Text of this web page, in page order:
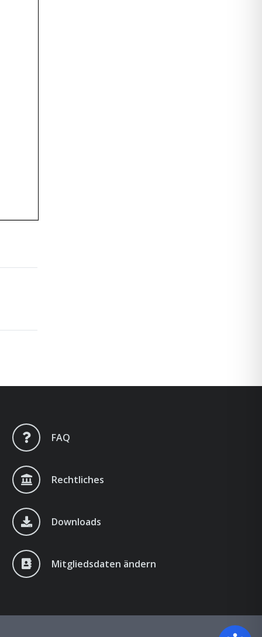
FAQ
Rechtliches
Downloads
Mitgliedsdaten ändern